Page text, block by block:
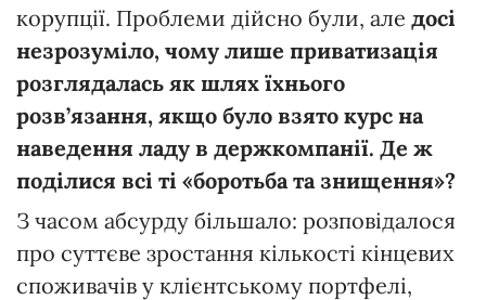
корупції. Проблеми дійсно були, але досі
незрозуміло, чому лише приватизація
розглядалась як шлях їхнього
розв’язання, якщо було взято курс на
наведення ладу в держкомпанії. Де ж
поділися всі ті «боротьба та знищення»?
З часом абсурду більшало: розповідалося
про суттєве зростання кількості кінцевих
споживачів у клієнтському портфелі,